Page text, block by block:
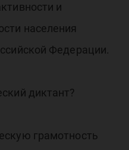
и
населения
Федерации.
диктант?
грамотность